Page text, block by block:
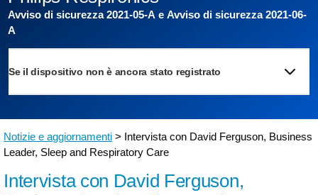
Avviso di sicurezza 2021-05-A e Avviso di sicurezza 2021-06-
A
Se il dispositivo non è ancora stato registrato
Notizie e aggiornamenti > Intervista con David Ferguson, Business
Leader, Sleep and Respiratory Care
Intervista con David Ferguson,